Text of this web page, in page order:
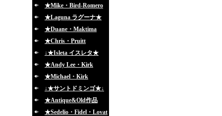
★Mike・Bird-Romero
★Laguna ラグーナ★
★Duane・Maktima
★Chris・Pruitt
↓★Isleta イスレタ★
★Andy Lee・Kirk
★Michael・Kirk
↓★サントドミンゴ★↓
★Antique&Old作品
★Sedelio・Fidel・Lovat